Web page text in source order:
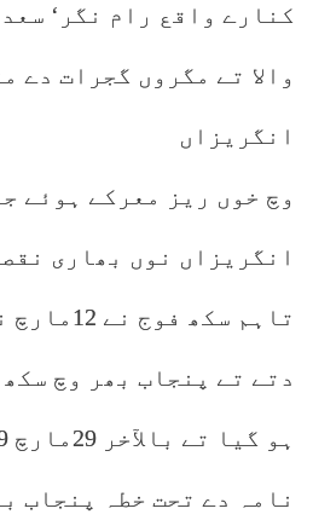
کنارے واقع رام نگر‘
والا تے مگروں گجرات دے
انگریزاں
وچ خوں ریز معرکے ہوئے
انگریزاں نوں بھاری
تاہم سکھ
دتے تے پنجاب بھر وچ سکھ
نامہ دے تحت خطہ پنجاب